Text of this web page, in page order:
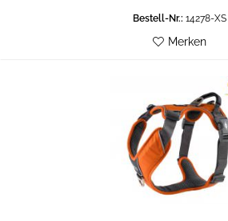
Bestell-Nr.: 14278-XS
Merken